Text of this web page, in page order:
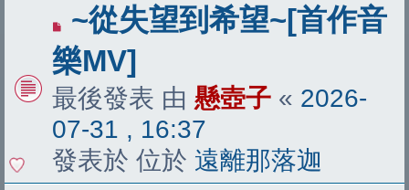
有
新
文
章
~從失望到希望~[首作音
樂MV]
最後發表 由 懸壺子 « 2026-
07-31 , 16:37
發表於 位於 遠離那落迦